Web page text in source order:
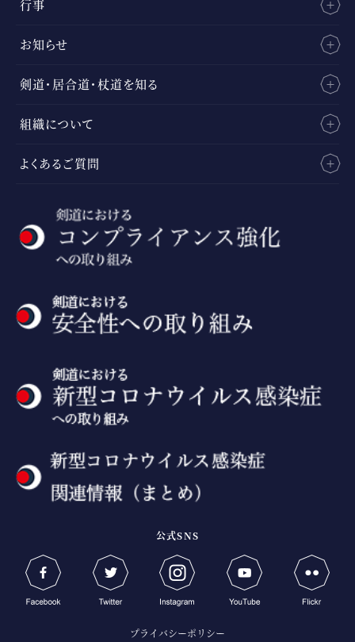
行事
お知らせ
剣道・居合道・杖道を知る
組織について
よくあるご質問
公式SNS
プライバシーポリシー